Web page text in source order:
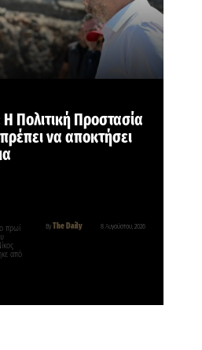
Πολιτική Προστασία
να αποκτήσει
By The Daily 8 Αυγούστου, 2026
πρωί
από